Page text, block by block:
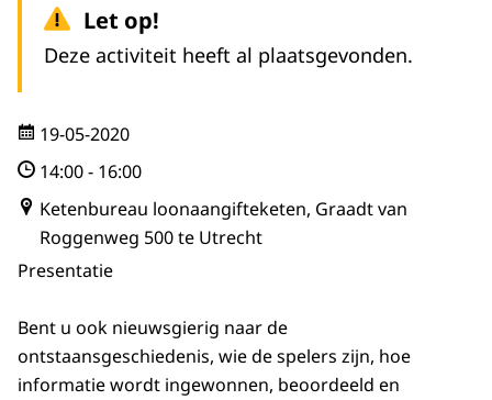
Let op!
Deze activiteit heeft al plaatsgevonden.
19-05-2020
14:00- 16:00
Ketenbureau loonaangifteketen, Graadt van
Roggenweg 500 te Utrecht
Presentatie
Bent u ook nieuwsgierig naar de
ontstaansgeschiedenis, wie de spelers zijn, hoe
informatie wordt ingewonnen, beoordeeld en